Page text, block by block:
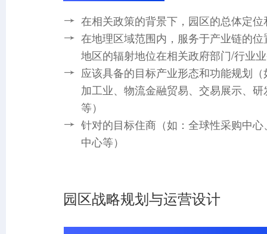
在相关政策的背景下，园区的总体定
在地理区域范围内，服务于产业链的
地区的辐射地位在相关政府部门/行业
应该具备的目标产业形态和功能规划
加工业、物流金融贸易、交易展示、
等）
针对的目标住商（如：全球性采购中
中心等）
园区战略规划与运营设计